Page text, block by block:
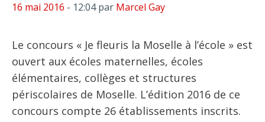
16 mai 2016 - 12:04 par Marcel Gay
Le concours « Je fleuris la Moselle à l’école » est
ouvert aux écoles maternelles, écoles
élémentaires, collèges et structures
périscolaires de Moselle. L’édition 2016 de ce
concours compte 26 établissements inscrits.